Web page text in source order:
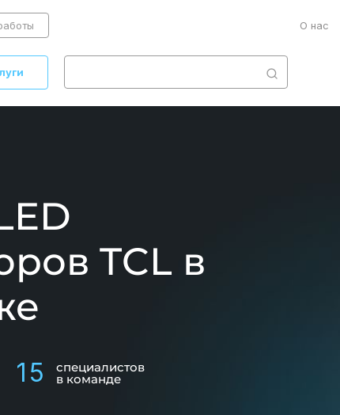
О нас
TCL в
15 специалистов
в команде